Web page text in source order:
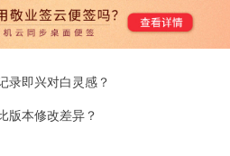
录即兴对白灵感？
版本修改差异？